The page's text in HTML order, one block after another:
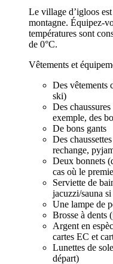
Le village d’igloos
montagne. Équipez-
températures sont
de 0°C.
Vêtements et
Des vêtements
ski)
Des
exemple, des
De bons gants
Des
rechange,
Deux bonnets
cas où le
Serviette de
jacuzzi/sauna si
Une lampe de
Brosse à dents
Argent en
cartes EC et
Lunettes de
départ)